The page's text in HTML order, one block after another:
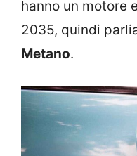
hanno un motore
2035, quindi
Metano.